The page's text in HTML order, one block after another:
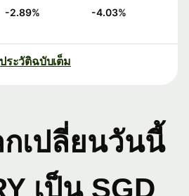
-2.89% -4.03%
ระวัติฉบับเต็ม
เปลี่ยนวันนี้
เป็น SGD